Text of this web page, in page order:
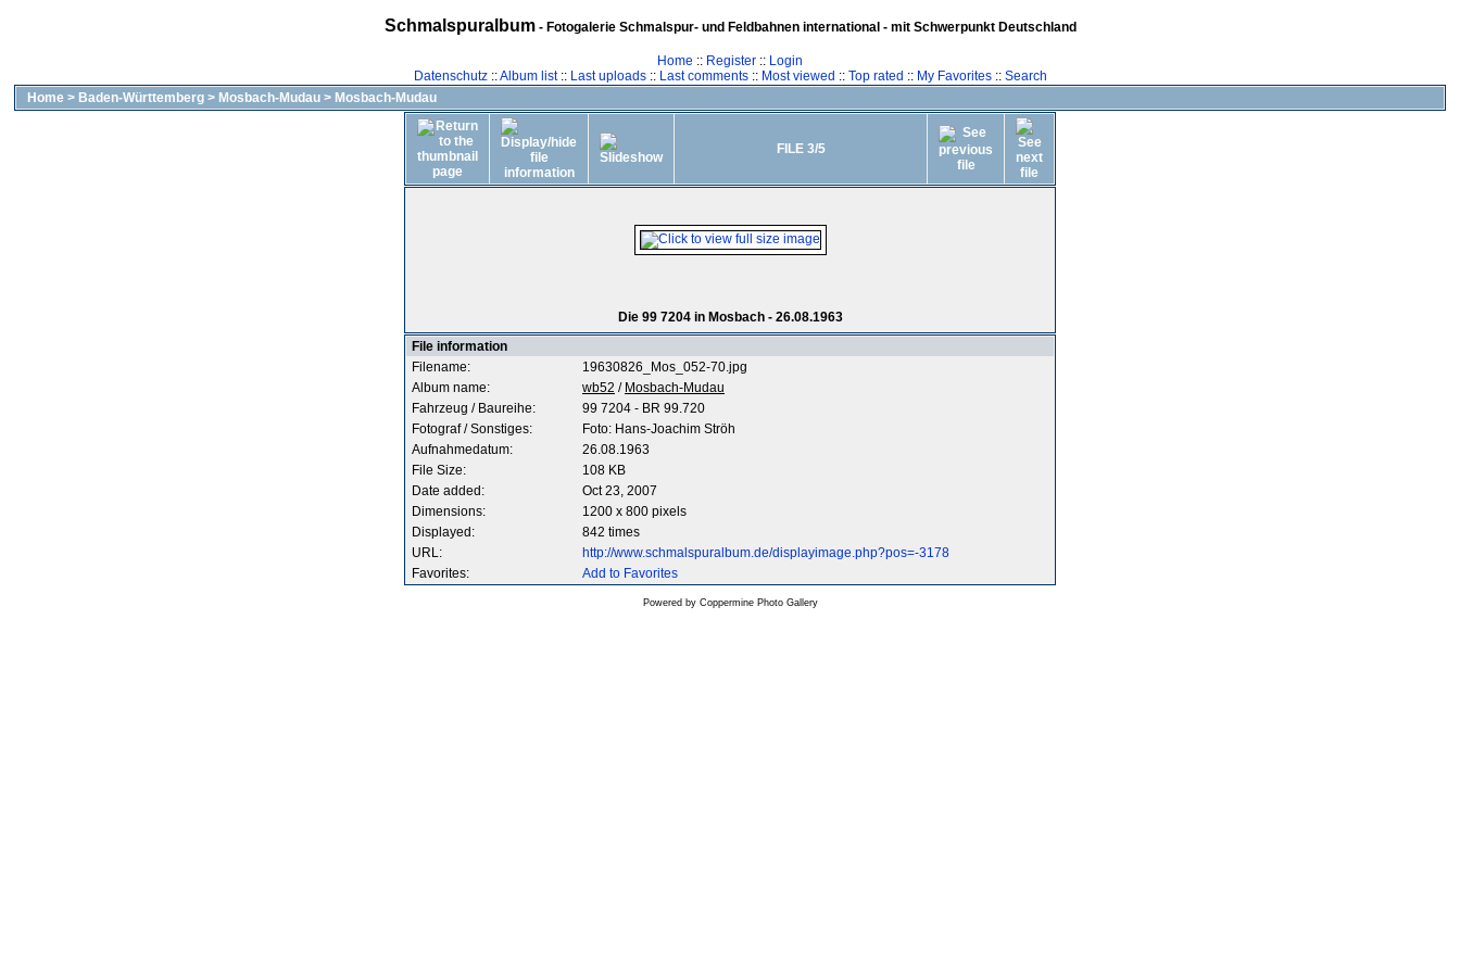
Schmalspuralbum- Fotogalerie Schmalspur- und Feldbahnen international - mit Schwerpunkt Deutschland
Home :: Register :: Login
Datenschutz::Album list:: Last uploads:: Last comments:: Most viewed :: Top rated :: My Favorites:: Search
Home > Baden-Württemberg > Mosbach-Mudau > Mosbach-Mudau
FILE 3/5
Die 99 7204 in Mosbach - 26.08.1963
File information
Filename:
19630826_Mos_052-70.jpg
Album name:
wb52 / Mosbach-Mudau
Fahrzeug / Baureihe:
99 7204 - BR 99.720
Fotograf / Sonstiges:
Foto: Hans-Joachim Ströh
Aufnahmedatum:
26.08.1963
File Size:
108 KB
Date added:
Oct 23, 2007
Dimensions:
1200 x 800 pixels
Displayed:
842 times
URL:
http://www.schmalspuralbum.de/displayimage.php?pos=-3178
Favorites:
Add to Favorites
Powered by Coppermine Photo Gallery